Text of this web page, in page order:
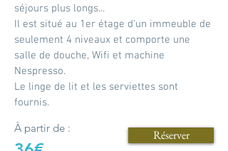
séjours plus longs...
Il est situé au 1er étage d'un immeuble de
seulement 4 niveaux et comporte une
salle de douche, Wifi et machine
Nespresso.
Le linge de lit et les serviettes sont
fournis.
À partir de : Réserver